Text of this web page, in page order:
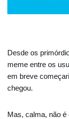
Desde os
meme entre os
em breve
chegou.
Mas, calma, não é